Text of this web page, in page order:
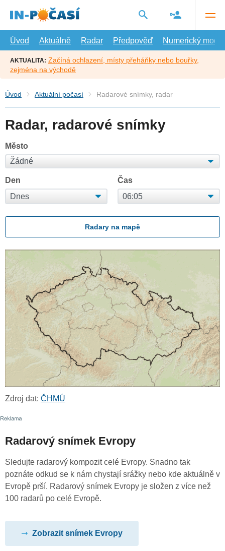
hlavní
Úvod
Aktuálně Radar Předpověď Numerický model
AKTUALITA: Začíná ochlazení, místy přeháňky nebo bouřky,
zejména na východě
Úvod Aktuální počasí Radarové snímky, radar
Radar, radarové snímky
Město
Den Čas
Radary na mapě
Zdroj dat: ČHMÚ
Radarový snímek Evropy
Sledujte radarový kompozit celé Evropy. Snadno tak
poznáte odkud se k nám chystají srážky nebo kde aktuálně v
Evropě prší. Radarový snímek Evropy je složen z více než
100 radarů po celé Evropě.
Zobrazit snímek Evropy